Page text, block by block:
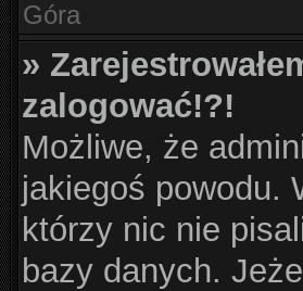
Góra
»
zalogować!?!
Możliwe, że
jakiegoś powodu.
którzy nic nie
bazy danych.